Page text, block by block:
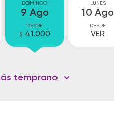
DOMINGO
9 Ago
DESDE
$ 41.000
LUNES
10 Ago
DESDE
VER
temprano